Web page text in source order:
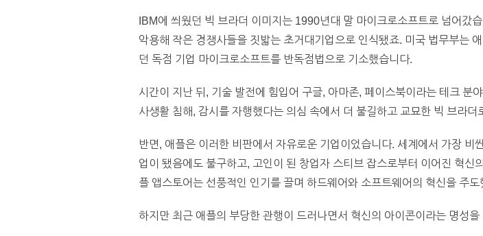
IBM에 씌웠던 빅 브라더 이미지는 1990년대 말 마이크로소프트로 넘어갔
악용해 작은 경쟁사들을 짓밟는 초거대기업으로 인식됐죠. 미국 법무부는
던 독점 기업 마이크로소프트를 반독점법으로 기소했습니다.
시간이 지난 뒤, 기술 발전에 힘입어 구글, 아마존, 페이스북이라는 테크 분
사생활 침해, 감시를 자행했다는 의심 속에서 더 불길하고 교묘한 빅 브라더
반면, 애플은 이러한 비판에서 자유로운 기업이었습니다. 세계에서 가장 비
업이 됐음에도 불구하고, 고인이 된 창업자 스티브 잡스로부터 이어진 혁
플 앱스토어는 선풍적인 인기를 끌며 하드웨어와 소프트웨어의 혁신을 주도
하지만 최근 애플의 부당한 관행이 드러나면서 혁신의 아이콘이라는 명성